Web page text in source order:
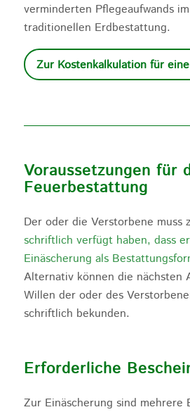
verminderten Pflegeaufwands
traditionellen Erdbestattung.
Zur Kostenkalkulation für
Voraussetzungen für
Feuerbestattung
Der oder die Verstorbene muss
schriftlich verfügt haben, dass
Einäscherung als
Alternativ können die nächsten
Willen der oder des
schriftlich bekunden.
Erforderliche
Zur Einäscherung sind mehrere